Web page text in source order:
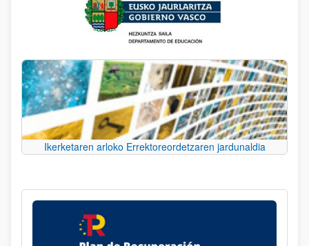
Ikerketaren arloko Errektoreordetzaren jardunaldia